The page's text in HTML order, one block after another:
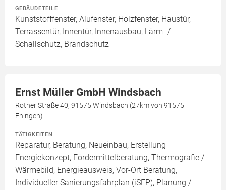
GEBÄUDETEILE
Kunststofffenster, Alufenster, Holzfenster, Haustür,
Terrassentür, Innentür, Innenausbau, Lärm- /
Schallschutz, Brandschutz
Ernst Müller GmbH Windsbach
Rother Straße 40, 91575 Windsbach (27km von 91575
Ehingen)
TÄTIGKEITEN
Reparatur, Beratung, Neueinbau, Erstellung
Energiekonzept, Fördermittelberatung, Thermografie /
Wärmebild, Energieausweis, Vor-Ort Beratung,
Individueller Sanierungsfahrplan (iSFP), Planung /